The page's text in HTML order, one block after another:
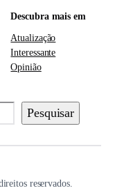
Descubra mais em
Atualização
Interessante
Opinião
Pesquisar
reservados.